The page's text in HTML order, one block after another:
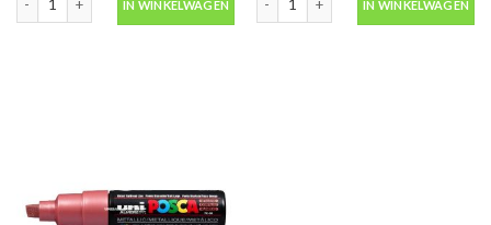
IN WINKELWAGEN IN WINKELWAGEN